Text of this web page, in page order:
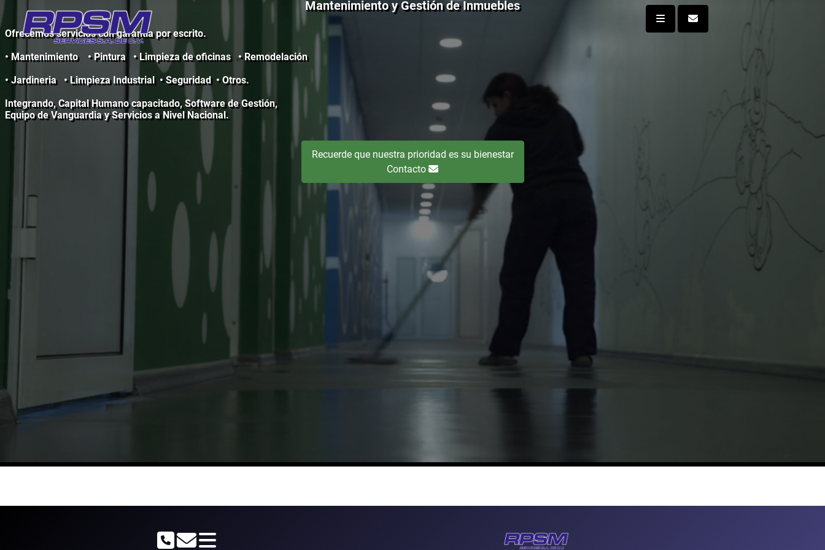
Mantenimiento y Gestión de Inmuebles
Ofrecemos servicios con garantía por escrito.
• Mantenimiento • Pintura • Limpieza de oficinas • Remodelación
• Jardineria • Limpieza Industrial • Seguridad • Otros.
Integrando, Capital Humano capacitado, Software de Gestión,
Equipo de Vanguardia y Servicios a Nivel Nacional.
Recuerde que nuestra prioridad es su bienestar
Contacto